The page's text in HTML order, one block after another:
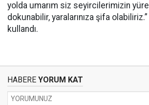
yolda umarım siz seyircilerimizin
dokunabilir, yaralarınıza şifa
kullandı.
HABERE YORUM KAT